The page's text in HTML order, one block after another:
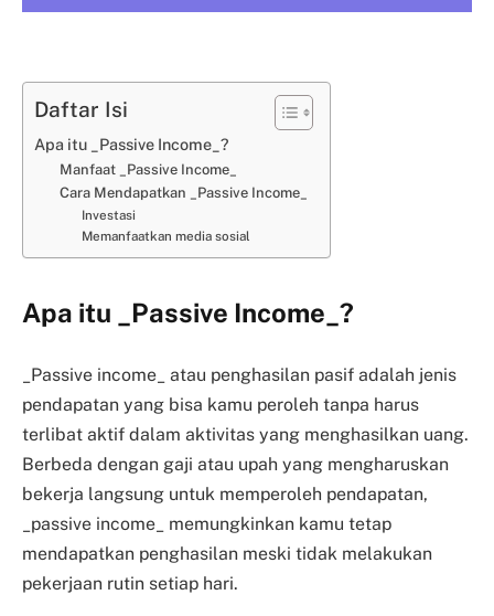
Daftar Isi
Apa itu _Passive Income_?
Manfaat _Passive Income_
Cara Mendapatkan _Passive Income_
Investasi
Memanfaatkan media sosial
Apa itu _Passive Income_?
_Passive income_ atau penghasilan pasif adalah jenis
pendapatan yang bisa kamu peroleh tanpa harus
terlibat aktif dalam aktivitas yang menghasilkan uang.
Berbeda dengan gaji atau upah yang mengharuskan
bekerja langsung untuk memperoleh pendapatan,
_passive income_ memungkinkan kamu tetap
mendapatkan penghasilan meski tidak melakukan
pekerjaan rutin setiap hari.